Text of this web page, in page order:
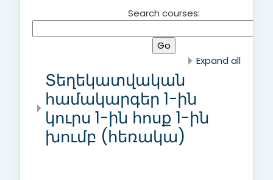
Expand all
Տեղեկատվական
համակարգեր 1-ին
կուրս 1-ին հոսք 1-ին
խումբ (հեռակա)